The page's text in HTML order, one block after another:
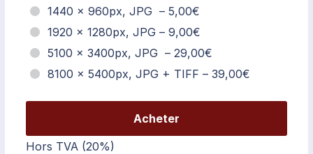
1440 × 960px, JPG – 5,00€
1920 × 1280px, JPG – 9,00€
5100 × 3400px, JPG – 29,00€
8100 × 5400px, JPG + TIFF – 39,00€
Acheter
Hors TVA (20%)